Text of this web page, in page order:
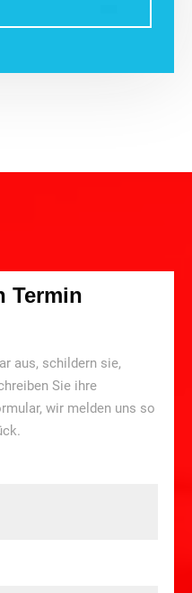
Termin
aus, schildern sie,
Sie ihre
wir melden uns so